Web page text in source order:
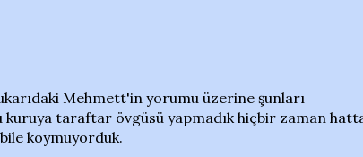
Mehmett'in yorumu üzerine şunları
kuruya taraftar övgüsü yapmadık hiçbir zaman
koymuyorduk.